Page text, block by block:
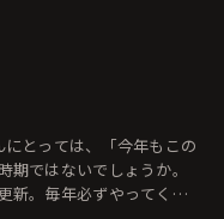
とっては、「今年もこの
ではないでしょうか。
新。毎年必ずやってくる